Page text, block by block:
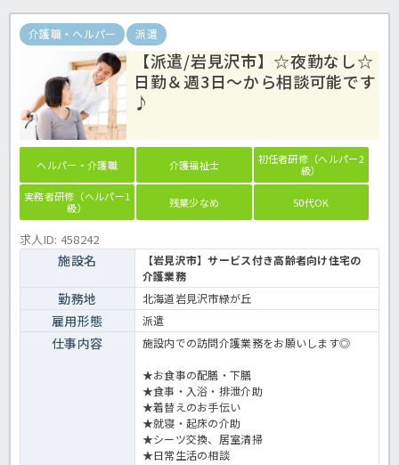
介護職・ヘルパー 派遣
【派遣/岩見沢市】☆夜勤なし☆
日勤＆週3日～から相談可能です
♪
ヘルパー・介護職 介護福祉士
初任者研修（ヘルパー2
級）
実務者研修（ヘルパー1
級）
残業少なめ 50代OK
求人ID: 458242
施設名
【岩見沢市】サービス付き高齢者向け住宅の
介護業務
勤務地 北海道岩見沢市緑が丘
雇用形態 派遣
仕事内容 施設内での訪問介護業務をお願いします◎
★お食事の配膳・下膳
★食事・入浴・排泄介助
★着替えのお手伝い
★就寝・起床の介助
★シーツ交換、居室清掃
★日常生活の相談